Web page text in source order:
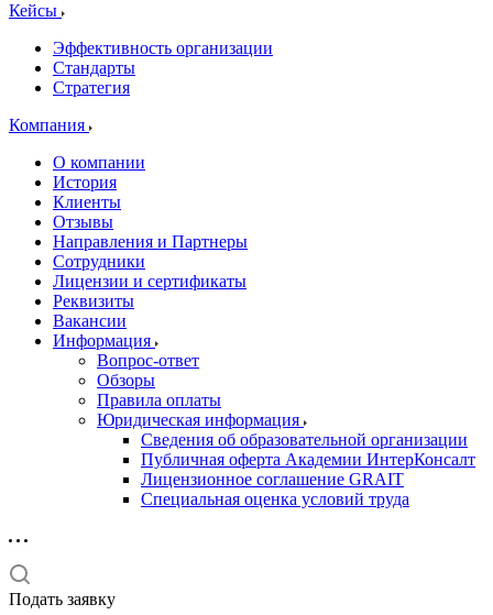
Кейсы
Эффективность организации
Стандарты
Стратегия
Компания
О компании
История
Клиенты
Отзывы
Направления и Партнеры
Сотрудники
Лицензии и сертификаты
Реквизиты
Вакансии
Информация
Вопрос-ответ
Обзоры
Правила оплаты
Юридическая информация
Сведения об образовательной организации
Публичная оферта Академии ИнтерКонсалт
Лицензионное соглашение GRAIT
Специальная оценка условий труда
Подать заявку